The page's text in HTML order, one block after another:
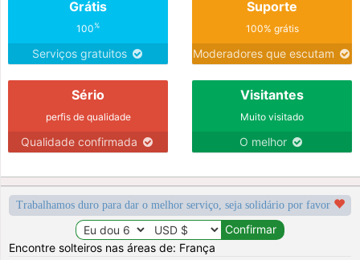
Grátis
100%
Serviços gratuitos
Suporte
100% grátis
Moderadores que escutam
Sério
perfis de qualidade
Qualidade confirmada
Visitantes
Muito visitado
O melhor
Trabalhamos duro para dar o melhor serviço, seja solidário por favor
Encontre solteiros nas áreas de: França